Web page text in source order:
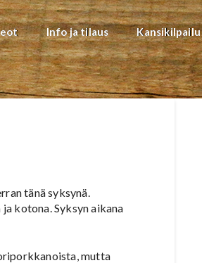
Info ja tilaus Kansikilpailu
tänä syksynä.
kotona. Syksyn aikana
mutta